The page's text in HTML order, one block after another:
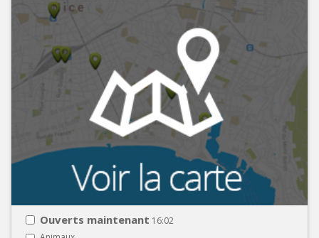
Ouverts maintenant 16:02